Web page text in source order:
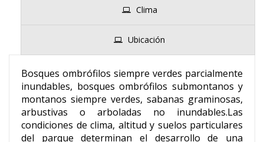
Clima
Ubicación
Bosques ombrófilos siempre verdes parcialmente
inundables, bosques ombrófilos submontanos y
montanos siempre verdes, sabanas graminosas,
arbustivas o arboladas no inundables.Las
condiciones de clima, altitud y suelos particulares
del parque determinan el desarrollo de una